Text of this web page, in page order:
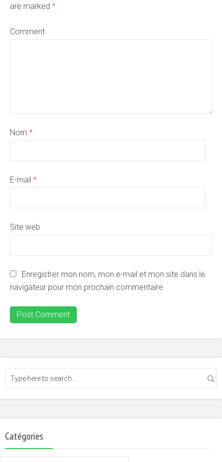
are marked *
Comment
Nom *
E-mail *
Site web
Enregistrer mon nom, mon e-mail et mon site dans le
navigateur pour mon prochain commentaire.
Catégories